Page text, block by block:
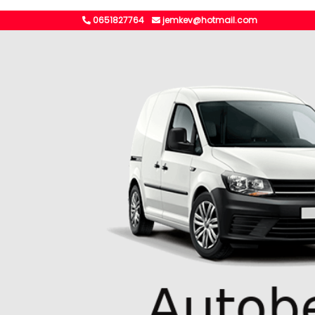
0651827764 jemkev@hotmail.com